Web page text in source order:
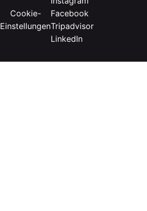
Cookie-
Einstellungen
Facebook
Tripadvisor
LinkedIn